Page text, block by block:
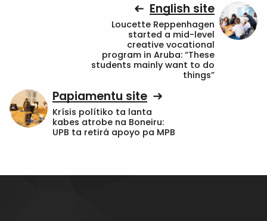
English site
Loucette Reppenhagen
started a mid-level
creative vocational
program in Aruba: “These
students mainly want to do
things”
Papiamentu site
Krísis polítiko ta lanta
kabes atrobe na Boneiru:
UPB ta retirá apoyo pa MPB